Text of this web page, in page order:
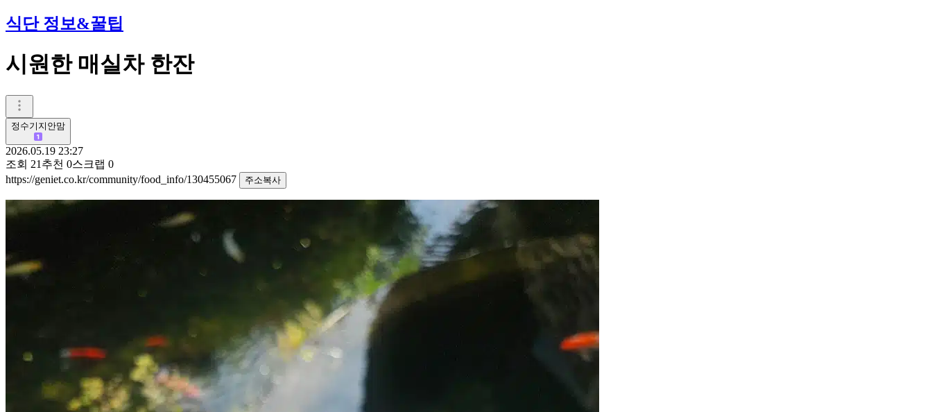
식단 정보&꿀팁
시원한 매실차 한잔
정수기지안맘
2026.05.19 23:27
조회 21 추천 0스크랩 0
https://geniet.co.kr/community/food_info/130455067
주소복사